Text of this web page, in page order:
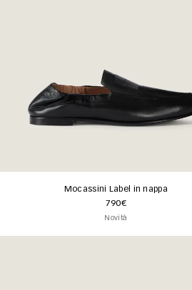
Mocassini Label in nappa
790€
Novità